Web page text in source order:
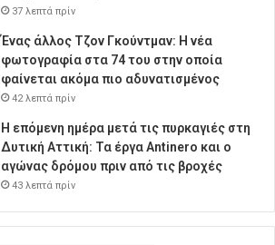
37 λεπτά πρίν
Ένας άλλος Τζον Γκούντμαν: H νέα
φωτογραφία στα 74 του στην οποία
φαίνεται ακόμα πιο αδυνατισμένος
42 λεπτά πρίν
Η επόμενη ημέρα μετά τις πυρκαγιές στη
Δυτική Αττική: Τα έργα Antinero και ο
αγώνας δρόμου πριν από τις βροχές
43 λεπτά πρίν